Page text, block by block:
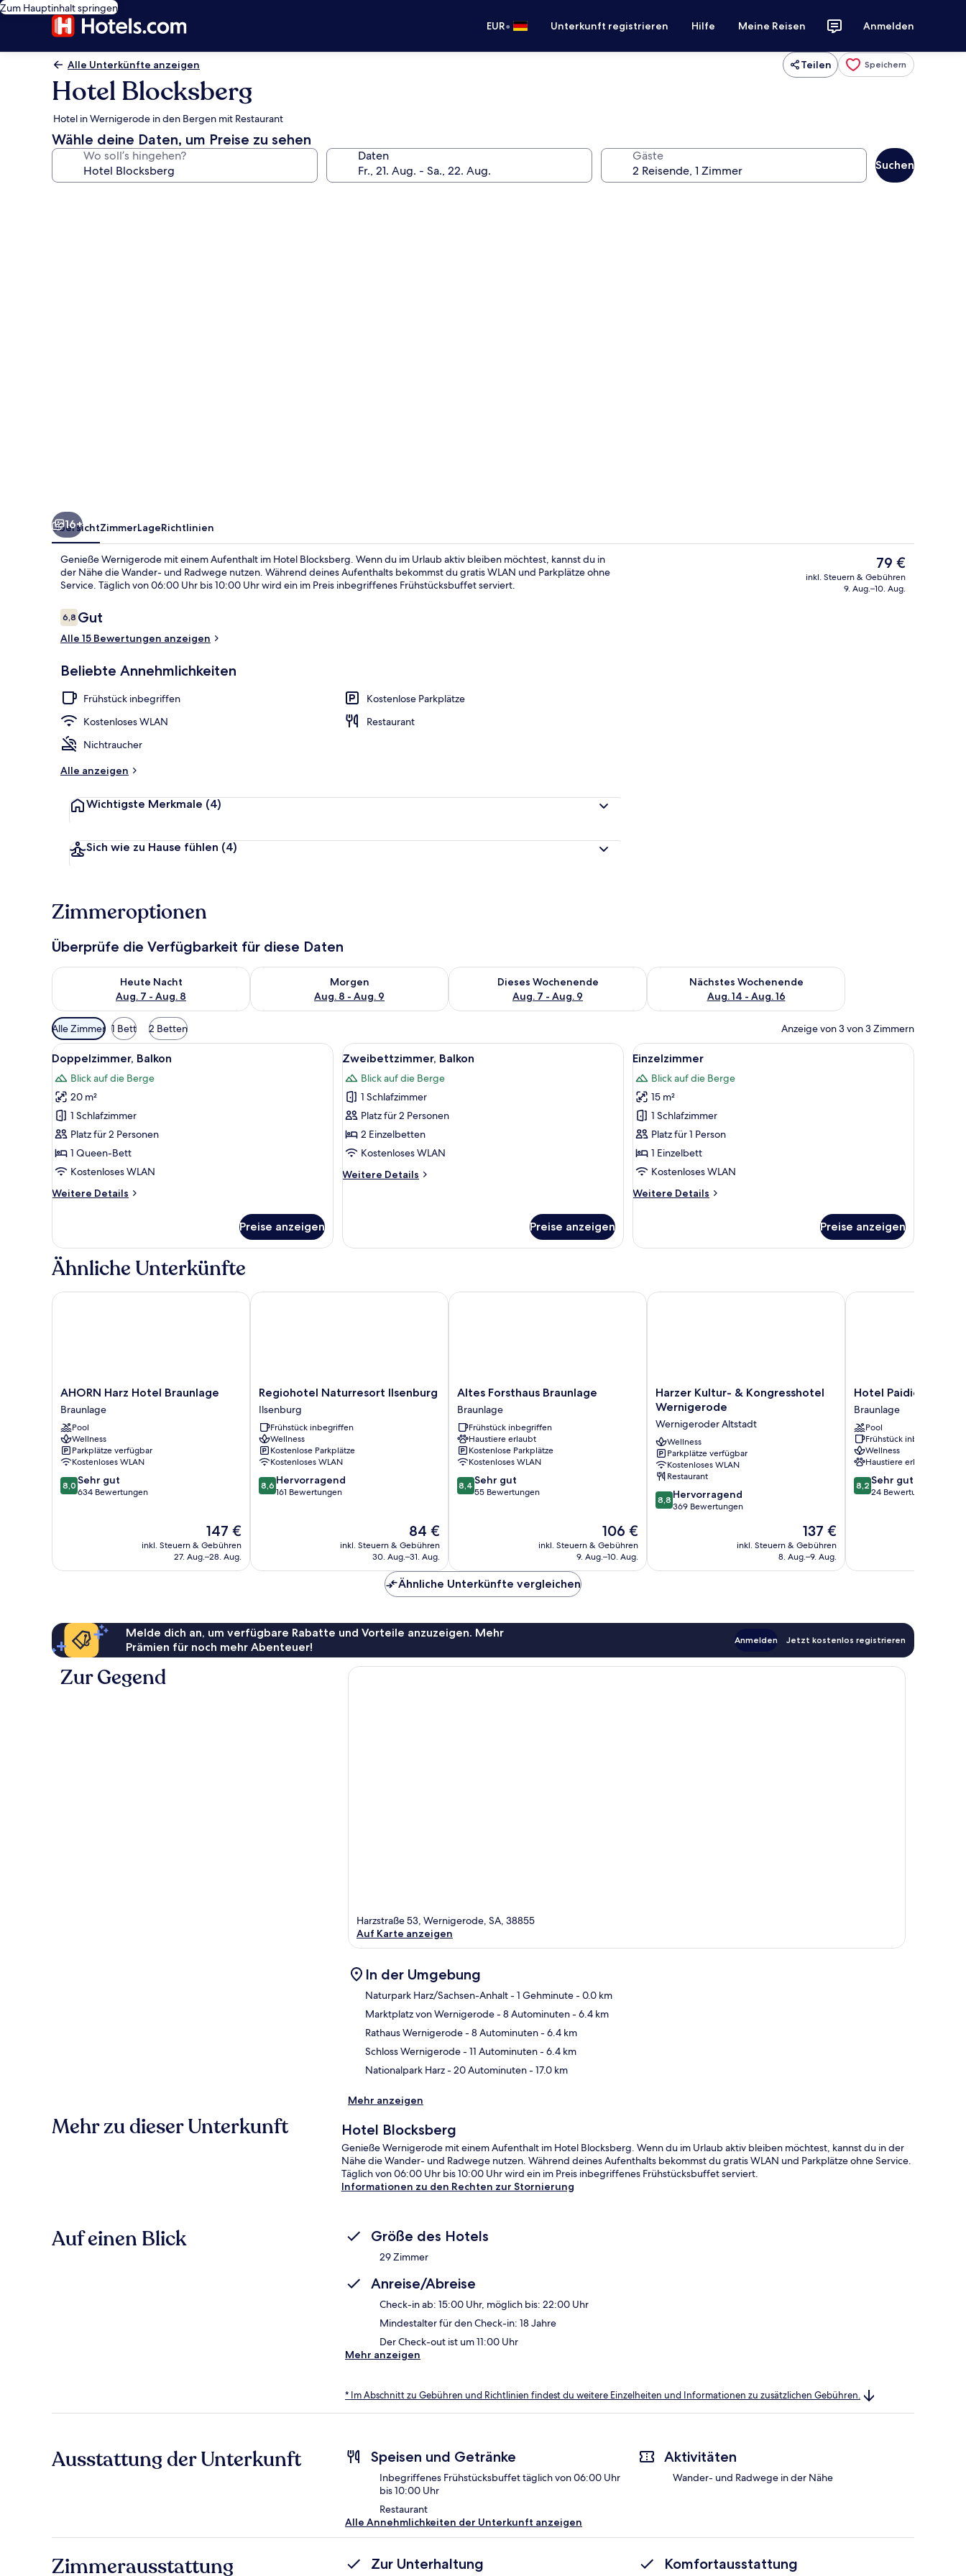
Zum Hauptinhalt springen
EUR• Unterkunft registrieren Hilfe Meine Reisen Anmelden
Alle Unterkünfte anzeigen Teilen Speichern
Hotel Blocksberg
Hotel in Wernigerode in den Bergen mit Restaurant
Wähle deine Daten, um Preise zu sehen
Wo soll’s hingehen? Daten Gäste
Suchen
Fassade der Unterkunft
16+
ÜbersichtZimmerLageRichtlinien
Genieße Wernigerode mit einem Aufenthalt im Hotel Blocksberg. Wenn du im Urlaub aktiv bleiben möchtest, kannst du in
der Nähe die Wander- und Radwege nutzen. Während deines Aufenthalts bekommst du gratis WLAN und Parkplätze ohne
Service. Täglich von 06:00 Uhr bis 10:00 Uhr wird ein im Preis inbegriffenes Frühstücksbuffet serviert.
Bewertungen
6,86,8 von 10.
Gut
Alle 15 Bewertungen anzeigen
Beliebte Annehmlichkeiten
Frühstück inbegriffen
Kostenlose Parkplätze
Kostenloses WLAN
Restaurant
Nichtraucher
Alle anzeigen
Wichtigste Merkmale (4)
Sich wie zu Hause fühlen (4)
Der
aktuelle
Preis
79 €
inkl. Steuern & Gebühren
9. Aug.–10. Aug.
Zimmeroptionen
Überprüfe die Verfügbarkeit für diese Daten
Heute Nacht
Aug. 7 - Aug. 8
Überprüfe die Verfügbarkeit für heute Nacht, Aug. 7 - Aug. 8.
Morgen
Aug. 8 - Aug. 9
Überprüfe die Verfügbarkeit für morgen, Aug. 8 - Aug. 9.
Dieses Wochenende
Aug. 7 - Aug. 9
Überprüfe die Verfügbarkeit für dieses Wochenende, Aug. 7 - Aug. 9.
Nächstes Wochenende
Aug. 14 - Aug. 16
Überprüfe die Verfügbarkeit für nächstes Wochenende, Aug.
Verfügbare
Filter
für
Zimmer
Alle Zimmer 1 Bett 2 Betten Anzeige von 3 von 3 Zimmern
Alle
Fotos
für
Doppelzimmer,
Balkon
anzeigen
Ein Hotelzimmer mit Bett, Nachttischlampen, einem Sessel, einem kleinen Tisch und einem Bild an der Wand.
5
Doppelzimmer, Balkon
Blick auf die Berge
20 m²
1 Schlafzimmer
Platz für 2 Personen
1 Queen-Bett
Kostenloses WLAN
Weitere Details
Weitere
Balkon
Preise anzeigen
Alle
Fotos
für
Zweibettzimmer,
Balkon
anzeigen
Ein Hotelzimmer mit zwei Betten, einem Schreibtisch und zwei Wandlampen.
4
Zweibettzimmer, Balkon
Blick auf die Berge
1 Schlafzimmer
Platz für 2 Personen
2 Einzelbetten
Kostenloses WLAN
Weitere Details
Weitere
Preise anzeigen
Alle
Fotos
für
Einzelzimmer
anzeigen
Ein Hotelzimmer mit einem Bett, einem
2
Einzelzimmer
Blick auf die Berge
15 m²
1 Schlafzimmer
Platz für 1 Person
1 Einzelbett
Kostenloses WLAN
Weitere Details
Weitere
Preise anzeigen
Ähnliche Unterkünfte
AHORN
Harz
Hotel
Braunlage
Braunlage
AHORN Harz Hotel Braunlage
Braunlage
Pool
Wellness
Parkplätze verfügbar
Kostenloses WLAN
8.0
von
8,0 Sehr gut
634 Bewertungen
Der
Preis
beträgt
147 €
inkl. Steuern & Gebühren
27. Aug.–28. Aug.
AHORN Harz Hotel Braunlage
Regiohotel
Naturresort
Ilsenburg
Ilsenburg
Regiohotel Naturresort Ilsenburg
Ilsenburg
Frühstück inbegriffen
Wellness
Kostenlose Parkplätze
Kostenloses WLAN
8.6
von
8,6 Hervorragend
161 Bewertungen
Der
Preis
beträgt
84 €
inkl. Steuern & Gebühren
30. Aug.–31. Aug.
Regiohotel Naturresort Ilsenburg
Altes
Forsthaus
Braunlage
Braunlage
Altes Forsthaus Braunlage
Braunlage
Frühstück inbegriffen
Haustiere erlaubt
Kostenlose Parkplätze
Kostenloses WLAN
8.4
von
8,4 Sehr gut
55 Bewertungen
Der
Preis
beträgt
106 €
inkl. Steuern & Gebühren
9. Aug.–10. Aug.
Altes Forsthaus Braunlage
Harzer
Kultur-
Kongresshotel
Wernigerode
Wernigeroder
Altstadt
Harzer Kultur- & Kongresshotel
Wernigerode
Wernigeroder Altstadt
Wellness
Parkplätze verfügbar
Kostenloses WLAN
Restaurant
8.8
von
8,8 Hervorragend
369 Bewertungen
Der
Preis
beträgt
137 €
inkl. Steuern & Gebühren
8. Aug.–9. Aug.
Harzer Kultur- & Kongresshotel Wernigerode
Hotel
Paidion
Braunlage
Hotel Paidion
Braunlage
Pool
Frühstück inbegriffen
Wellness
Haustiere erlaubt
8.2
von
8,2 Sehr gut
24 Bewertungen
Hotel Paidion
Ähnliche Unterkünfte vergleichen
Melde dich an, um verfügbare Rabatte und Vorteile anzuzeigen. Mehr
Prämien für noch mehr Abenteuer!
Anmelden Jetzt kostenlos registrieren
Zur Gegend
Harzstraße 53, Wernigerode, SA, 38855
Auf Karte anzeigen
In der Umgebung
Naturpark Harz/Sachsen-Anhalt- 1 Gehminute- 0.0 km
Marktplatz von Wernigerode- 8 Autominuten- 6.4 km
Rathaus Wernigerode- 8 Autominuten- 6.4 km
Schloss Wernigerode- 11 Autominuten- 6.4 km
Nationalpark Harz- 20 Autominuten- 17.0 km
Mehr anzeigen
Mehr zu dieser Unterkunft Hotel Blocksberg
Genieße Wernigerode mit einem Aufenthalt im Hotel Blocksberg. Wenn du im Urlaub aktiv bleiben möchtest, kannst du in der
Nähe die Wander- und Radwege nutzen. Während deines Aufenthalts bekommst du gratis WLAN und Parkplätze ohne Service.
Täglich von 06:00 Uhr bis 10:00 Uhr wird ein im Preis inbegriffenes Frühstücksbuffet serviert.
Informationen zu den Rechten zur Stornierung
Auf einen Blick Größe des Hotels
29 Zimmer
Anreise/Abreise
Check-in ab: 15:00 Uhr, möglich bis: 22:00 Uhr
Mindestalter für den Check-in: 18 Jahre
Der Check-out ist um 11:00 Uhr
Mehr anzeigen
* Im Abschnitt zu Gebühren und Richtlinien findest du weitere Einzelheiten und Informationen zu zusätzlichen Gebühren.
Ausstattung der Unterkunft Speisen und Getränke
Inbegriffenes Frühstücksbuffet täglich von 06:00 Uhr
bis 10:00 Uhr
Restaurant
Aktivitäten
Wander- und Radwege in der Nähe
Alle Annehmlichkeiten der Unterkunft anzeigen
Zimmerausstattung Zur Unterhaltung Komfortausstattung